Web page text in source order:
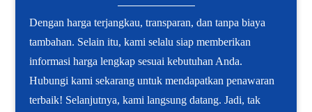
Dengan harga terjangkau, transparan, dan tanpa biaya
tambahan. Selain itu, kami selalu siap memberikan
informasi harga lengkap sesuai kebutuhan Anda.
Hubungi kami sekarang untuk mendapatkan penawaran
terbaik! Selanjutnya, kami langsung datang. Jadi, tak